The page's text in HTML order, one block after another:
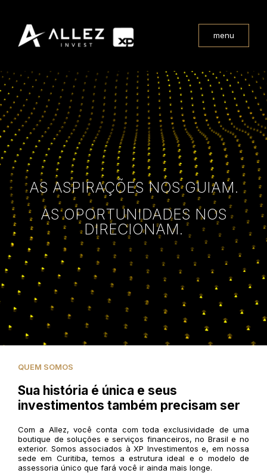
menu
AS ASPIRAÇÕES NOS GUIAM.
AS OPORTUNIDADES NOS
DIRECIONAM.
QUEM SOMOS
Sua história é única e seus
investimentos também precisam ser
Com a Allez, você conta com toda exclusividade de uma
boutique de soluções e serviços financeiros, no Brasil e no
exterior. Somos associados à XP Investimentos e, em nossa
sede em Curitiba, temos a estrutura ideal e o modelo de
assessoria único que fará você ir ainda mais longe.